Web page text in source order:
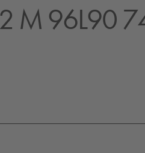
M 96L90